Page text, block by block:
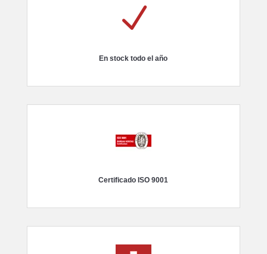
N
En stock todo el año
Certificado ISO 9001